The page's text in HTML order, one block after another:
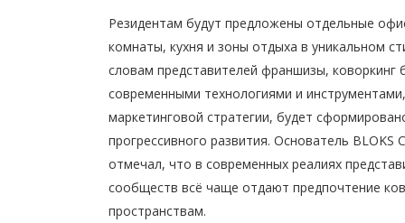
Резидентам будут предложены отдельные
комнаты, кухня и зоны отдыха в уникальном
словам представителей франшизы,
современными технологиями и
маркетинговой стратегии, будет
прогрессивного развития. Основатель BLOKS
отмечал, что в современных реалиях
сообществ всё чаще отдают предпочтение
пространствам.